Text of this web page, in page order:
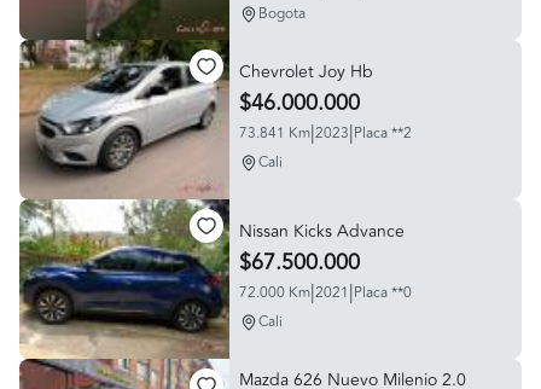
Bogota
Chevrolet Joy Hb
$46.000.000
73.841 Km|2023|Placa **2
Cali
Nissan Kicks Advance
$67.500.000
72.000 Km|2021|Placa **0
Cali
Mazda 626 Nuevo Milenio 2.0